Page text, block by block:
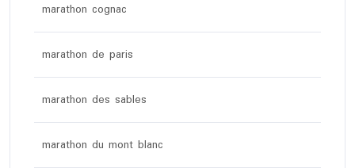
marathon cognac
marathon de paris
marathon des sables
marathon du mont blanc